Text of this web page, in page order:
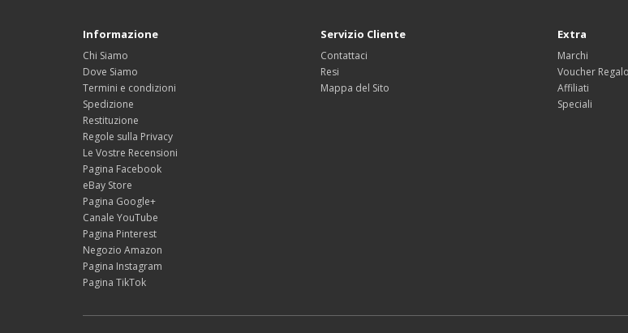
Informazione
Chi Siamo
Dove Siamo
Termini e condizioni
Spedizione
Restituzione
Regole sulla Privacy
Le Vostre Recensioni
Pagina Facebook
eBay Store
Pagina Google+
Canale YouTube
Pagina Pinterest
Negozio Amazon
Pagina Instagram
Pagina TikTok
Servizio Cliente
Contattaci
Resi
Mappa del Sito
Extra
Marchi
Voucher Regalo
Affiliati
Speciali